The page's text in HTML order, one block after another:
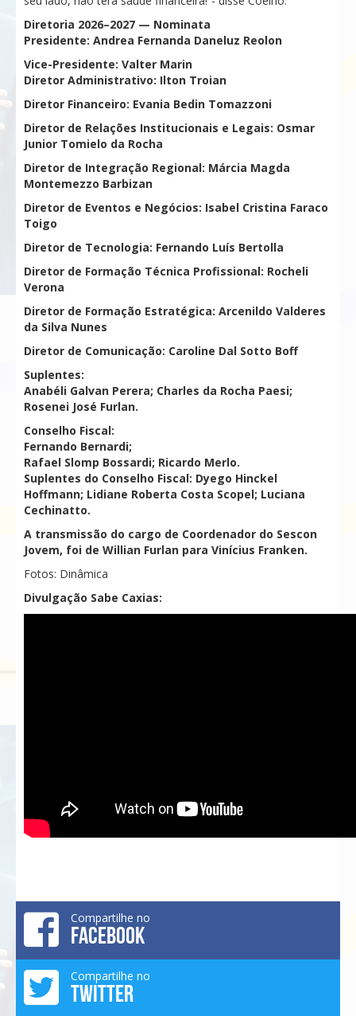
Diretoria 2026–2027 — Nominata
Presidente: Andrea Fernanda Daneluz Reolon
Vice-Presidente: Valter Marin
Diretor Administrativo: Ilton Troian
Diretor Financeiro: Evania Bedin Tomazzoni
Diretor de Relações Institucionais e Legais: Osmar
Junior Tomielo da Rocha
Diretor de Integração Regional: Márcia Magda
Montemezzo Barbizan
Diretor de Eventos e Negócios: Isabel Cristina Faraco
Toigo
Diretor de Tecnologia: Fernando Luís Bertolla
Diretor de Formação Técnica Profissional: Rocheli
Verona
Diretor de Formação Estratégica: Arcenildo Valderes
da Silva Nunes
Diretor de Comunicação: Caroline Dal Sotto Boff
Suplentes:
Anabéli Galvan Perera; Charles da Rocha Paesi;
Rosenei José Furlan.
Conselho Fiscal:
Fernando Bernardi;
Rafael Slomp Bossardi; Ricardo Merlo.
Suplentes do Conselho Fiscal: Dyego Hinckel
Hoffmann; Lidiane Roberta Costa Scopel; Luciana
Cechinatto.
A transmissão do cargo de Coordenador do Sescon
Jovem, foi de Willian Furlan para Vinícius Franken.
Fotos: Dinâmica
Divulgação Sabe Caxias:
Compartilhe no
FACEBOOK
Compartilhe no
TWITTER